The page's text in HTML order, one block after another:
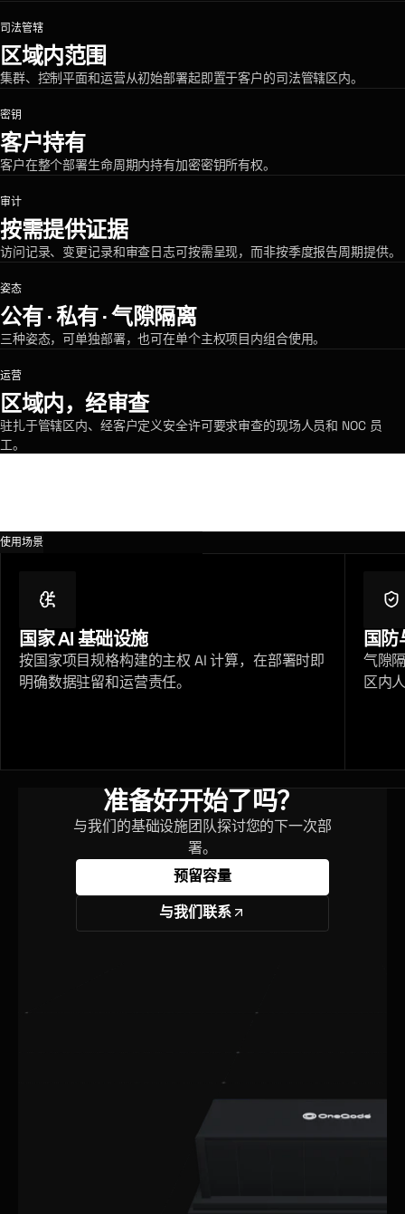
司法管辖
区域内范围
集群、控制平面和运营从初始部署起即置于客户的司法管辖区内。
密钥
客户持有
客户在整个部署生命周期内持有加密密钥所有权。
审计
按需提供证据
访问记录、变更记录和审查日志可按需呈现，而非按季度报告周期提供。
姿态
公有 · 私有 · 气隙隔离
三种姿态，可单独部署，也可在单个主权项目内组合使用。
运营
区域内，经审查
驻扎于管辖区内、经客户定义安全许可要求审查的现场人员和 NOC 员
工。
使用场景
国家 AI 基础设施
按国家项目规格构建的主权 AI 计算，在部署时即
明确数据驻留和运营责任。
国
气隙
区内
准备好开始了吗？
与我们的基础设施团队探讨您的下一次部
署。
预留容量
与我们联系